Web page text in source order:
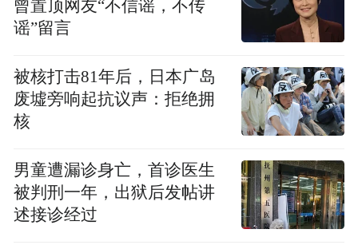
曾置顶网友“不信谣，不传
谣”留言
被核打击81年后，日本广岛
废墟旁响起抗议声：拒绝拥
核
男童遭漏诊身亡，首诊医生
被判刑一年，出狱后发帖讲
述接诊经过